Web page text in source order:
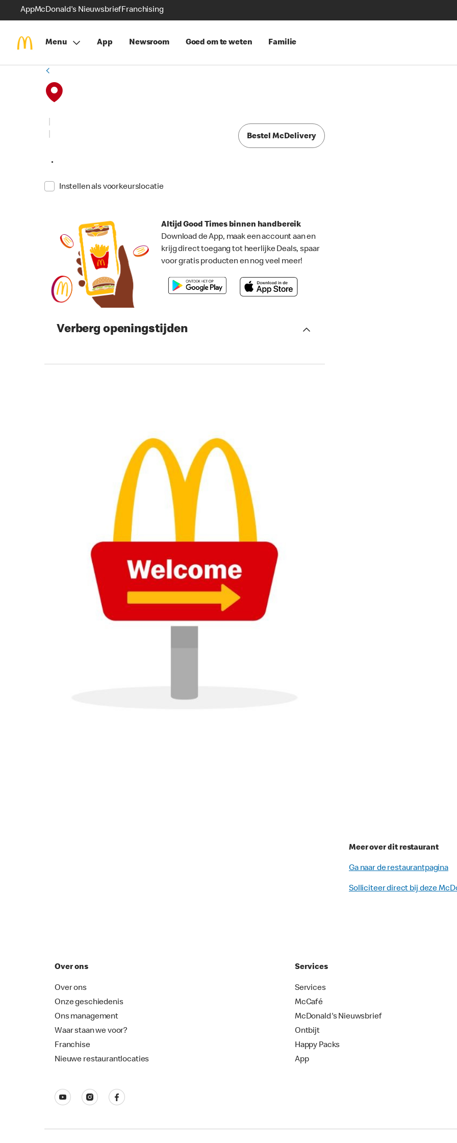
AppMcDonald's NieuwsbriefFranchising
Menu App Newsroom Goed om te weten Familie
•
Instellen als voorkeurslocatie
Bestel McDelivery
Altijd Good Times binnen handbereik
Download de App, maak een account aan en
krijg direct toegang tot heerlijke Deals, spaar
voor gratis producten en nog veel meer!
Verberg openingstijden
Meer over dit restaurant
Ga naar de restaurantpagina
Solliciteer direct bij deze
Over ons
Over ons
Onze geschiedenis
Ons management
Waar staan we voor?
Franchise
Nieuwe restaurantlocaties
Services
Services
McCafé
McDonald's Nieuwsbrief
Ontbijt
Happy Packs
App